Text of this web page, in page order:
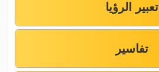
تعبیر الرؤیا
تفاسیر